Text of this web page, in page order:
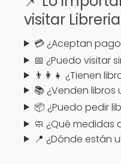
visitar
💳 ¿Aceptan
📅 ¿Puedo visitar
👨‍👩‍👧 ¿Tienen
📚 ¿Venden
📦 ¿Puedo pedir
🧼 ¿Qué medidas
📍 ¿Dónde están